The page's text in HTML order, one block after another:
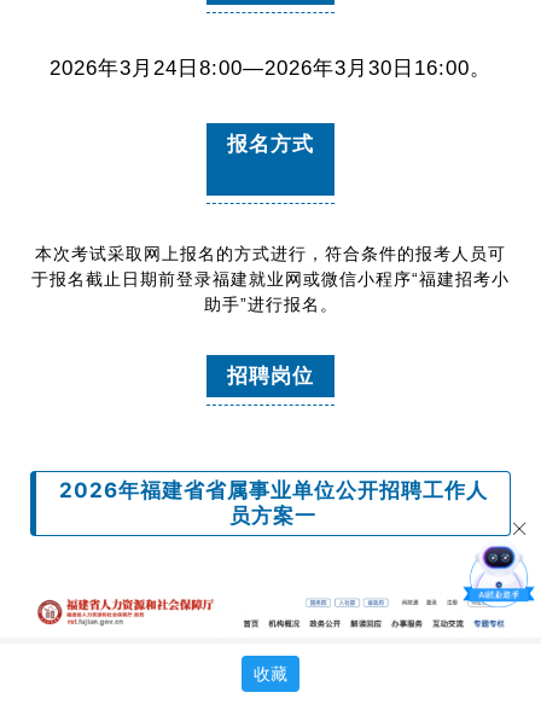
2026年3月24日8:00—2026年3月30日16:00。
报名方式
本次考试采取网上报名的方式进行，符合条件的报考人员可
于报名截止日期前登录福建就业网或微信小程序“福建招考小
助手”进行报名。
招聘岗位
2026年福建省省属事业单位公开招聘工作人
员方案一
收藏